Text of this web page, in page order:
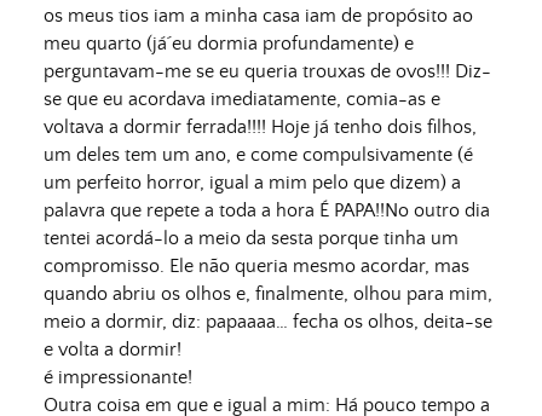
os meus tios iam a minha casa iam de propósito ao
meu quarto (já´eu dormia profundamente) e
perguntavam-me se eu queria trouxas de ovos!!! Diz-
se que eu acordava imediatamente, comia-as e
voltava a dormir ferrada!!!! Hoje já tenho dois filhos,
um deles tem um ano, e come compulsivamente (é
um perfeito horror, igual a mim pelo que dizem) a
palavra que repete a toda a hora É PAPA!!No outro dia
tentei acordá-lo a meio da sesta porque tinha um
compromisso. Ele não queria mesmo acordar, mas
quando abriu os olhos e, finalmente, olhou para mim,
meio a dormir, diz: papaaaa… fecha os olhos, deita-se
e volta a dormir!
é impressionante!
Outra coisa em que e igual a mim: Há pouco tempo a